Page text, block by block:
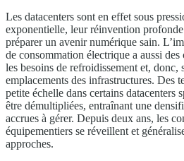
Les datacenters sont en effet sous
exponentielle, leur réinvention
préparer un avenir numérique sain.
de consommation électrique a aussi des
les besoins de refroidissement et, donc,
emplacements des infrastructures. Des
petite échelle dans certains datacenters
être démultipliées, entraînant une
accrues à gérer. Depuis deux ans, les
équipementiers se réveillent et
approches.